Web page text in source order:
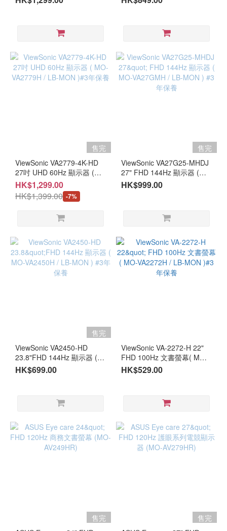
年保養
#3年保養
售完
ViewSonic VA2779-4K-HD
27吋 UHD 60Hz 顯示器 (
MO-VA2779H / LB-MON )#3
年保養
HK$1,299.00
HK$1,399.00 -7%
售完
ViewSonic VA27G25-MHDJ
27" FHD 144Hz 顯示器 (
MO-VA27GMH / LB-MON )
#3年保養
HK$999.00
售完
ViewSonic VA2450-HD
23.8"FHD 144Hz 顯示器 (
MO-VA2450H / LB-MON )
#3年保養
HK$699.00
ViewSonic VA-2272-H 22"
FHD 100Hz 文書螢幕( MO-
VA2272H / LB-MON )#3年保
HK$529.00
售完
售完